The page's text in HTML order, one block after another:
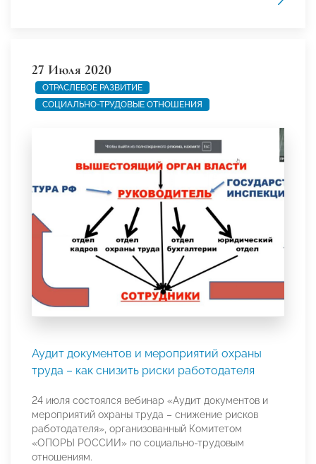
27 Июля 2020
ОТРАСЛЕВОЕ РАЗВИТИЕ
СОЦИАЛЬНО-ТРУДОВЫЕ ОТНОШЕНИЯ
Аудит документов и мероприятий охраны
труда – как снизить риски работодателя
24 июля состоялся вебинар «Аудит документов и
мероприятий охраны труда – снижение рисков
работодателя», организованный Комитетом
«ОПОРЫ РОССИИ» по социально-трудовым
отношениям.